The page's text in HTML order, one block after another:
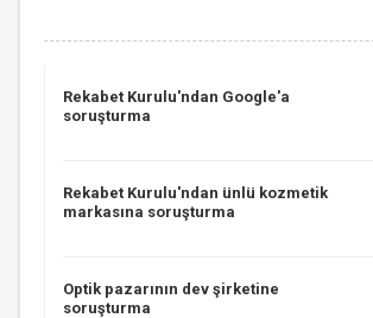
Rekabet Kurulu'ndan Google'a
soruşturma
Rekabet Kurulu'ndan ünlü kozmetik
markasına soruşturma
Optik pazarının dev şirketine
soruşturma